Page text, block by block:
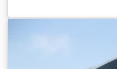
۲۰۱۶, تجهیزات:اِی‌بی‌اِس‎, برنامه